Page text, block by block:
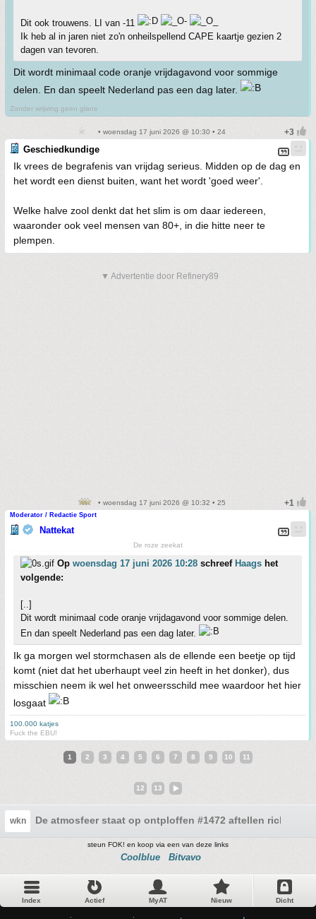
Dit ook trouwens. LI van -11
Ik heb al in jaren niet zo'n onheilspellend CAPE kaartje gezien 2
dagen van tevoren.
Dit wordt minimaal code oranje vrijdagavond voor sommige
delen. En dan speelt Nederland pas een dag later.
Zonder wrijving geen glans
• woensdag 17 juni 2026 @ 10:30 • 24
Geschiedkundige
Ik vrees de begrafenis van vrijdag serieus. Midden op de dag en
het wordt een dienst buiten, want het wordt 'goed weer'.
Welke halve zool denkt dat het slim is om daar iedereen,
waaronder ook veel mensen van 80+, in die hitte neer te
plempen.
▼ Advertentie door Refinery89
• woensdag 17 juni 2026 @ 10:32 • 25
Moderator / Redactie Sport
Nattekat
De roze zeekat
Op woensdag 17 juni 2026 10:28 schreef Haags het
volgende:
[..]
Dit wordt minimaal code oranje vrijdagavond voor sommige delen.
En dan speelt Nederland pas een dag later.
Ik ga morgen wel stormchasen als de ellende een beetje op tijd
komt (niet dat het uberhaupt veel zin heeft in het donker), dus
misschien neem ik wel het onweersschild mee waardoor het hier
losgaat
100.000 katjes
Fuck the EBU!
1 2 3 4 5 6 7 8 9 10 11
12 13
wkn De atmosfeer staat op ontploffen #1472 aftellen richting
steun FOK! en koop via een van deze links
Coolblue Bitvavo
Index Actief MyAT Nieuw Dicht